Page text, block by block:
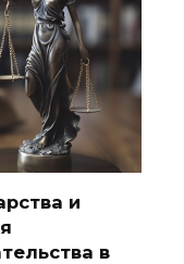
и
в